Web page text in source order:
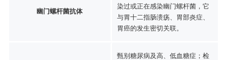
幽门螺杆菌抗体
染过或正在感染幽门螺杆菌，它
与胃十二指肠溃疡、胃部炎症、
胃癌的发生密切关联。
甄别糖尿病及高、低血糖症；检